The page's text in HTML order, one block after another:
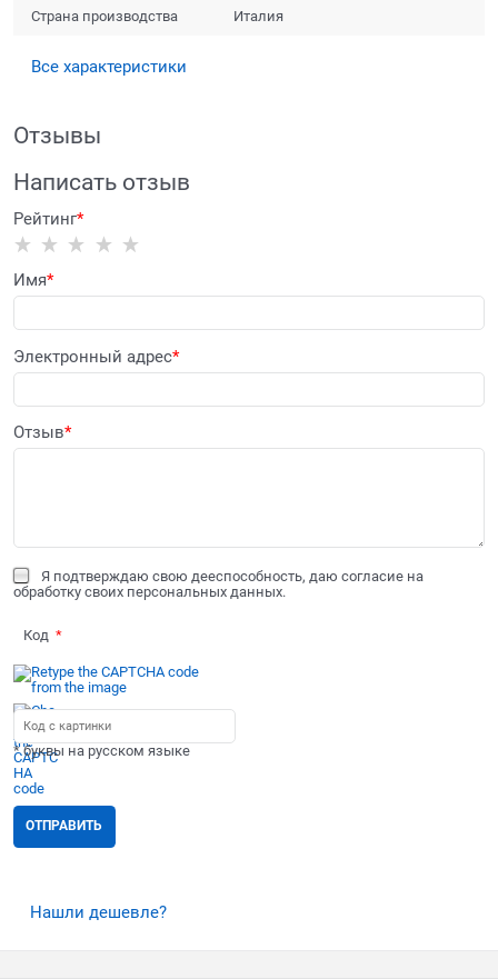
Страна производства Италия
Все характеристики
Отзывы
Написать отзыв
Рейтинг
Имя
Электронный адрес
Отзыв
Я подтверждаю свою дееспособность, даю согласие на
обработку своих персональных данных.
Код
* буквы на русском языке
Нашли дешевле?